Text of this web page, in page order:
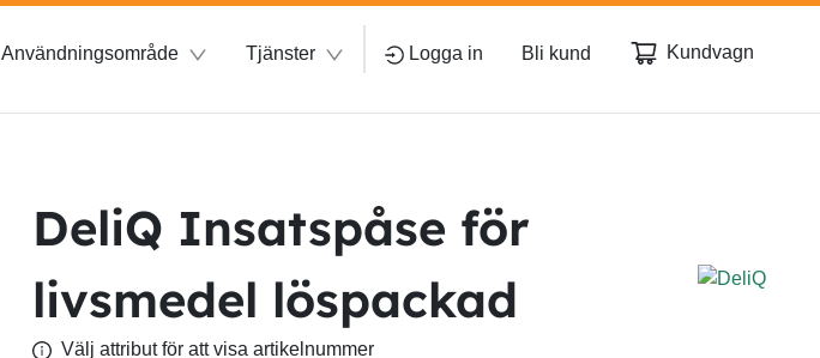
Användningsområde Tjänster Logga in Bli kund Kundvagn
DeliQ Insatspåse för
livsmedel löspackad
Välj attribut för att visa artikelnummer